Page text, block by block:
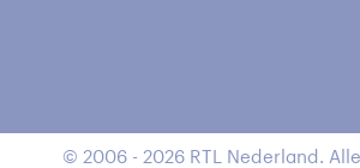
© 2006 - 2026 RTL Nederland.